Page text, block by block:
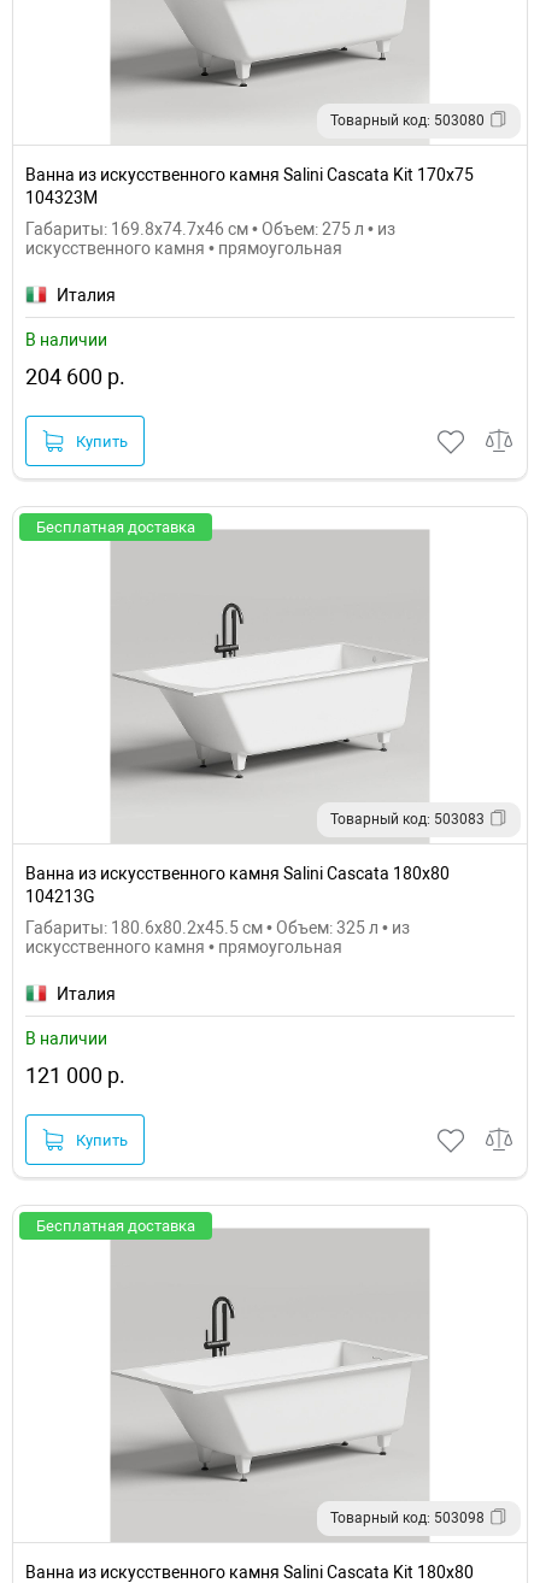
Товарный код: 503080
Ванна из искусственного камня Salini Cascata Kit 170х75
104323M
Габариты: 169.8x74.7x46 см • Объем: 275 л • из
искусственного камня • прямоугольная
Италия
В наличии
204 600 р.
Купить
Бесплатная доставка
Товарный код: 503083
Ванна из искусственного камня Salini Cascata 180х80
104213G
Габариты: 180.6x80.2x45.5 см • Объем: 325 л • из
искусственного камня • прямоугольная
Италия
В наличии
121 000 р.
Купить
Бесплатная доставка
Товарный код: 503098
Ванна из искусственного камня Salini Cascata Kit 180х80